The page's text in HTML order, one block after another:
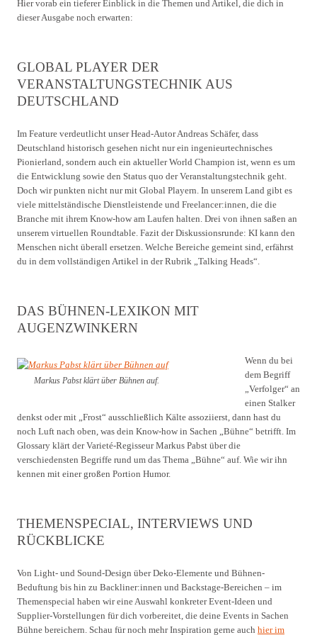
Hier vorab ein tieferer Einblick in die Themen und Artikel, die dich in
dieser Ausgabe noch erwarten:
GLOBAL PLAYER DER
VERANSTALTUNGSTECHNIK AUS
DEUTSCHLAND
Im Feature verdeutlicht unser Head-Autor Andreas Schäfer, dass
Deutschland historisch gesehen nicht nur ein ingenieurtechnisches
Pionierland, sondern auch ein aktueller World Champion ist, wenn es um
die Entwicklung sowie den Status quo der Veranstaltungstechnik geht.
Doch wir punkten nicht nur mit Global Playern. In unserem Land gibt es
viele mittelständische Dienstleistende und Freelancer:innen, die die
Branche mit ihrem Know-how am Laufen halten. Drei von ihnen saßen an
unserem virtuellen Roundtable. Fazit der Diskussionsrunde: KI kann den
Menschen nicht überall ersetzen. Welche Bereiche gemeint sind, erfährst
du in dem vollständigen Artikel in der Rubrik „Talking Heads“.
DAS BÜHNEN-LEXIKON MIT
AUGENZWINKERN
Markus Pabst klärt über Bühnen auf.
Wenn du bei
dem Begriff
„Verfolger“ an
einen Stalker
denkst oder mit „Frost“ ausschließlich Kälte assoziierst, dann hast du
noch Luft nach oben, was dein Know-how in Sachen „Bühne“ betrifft. Im
Glossary klärt der Varieté-Regisseur Markus Pabst über die
verschiedensten Begriffe rund um das Thema „Bühne“ auf. Wie wir ihn
kennen mit einer großen Portion Humor.
THEMENSPECIAL, INTERVIEWS UND
RÜCKBLICKE
Von Light- und Sound-Design über Deko-Elemente und Bühnen-
Beduftung bis hin zu Backliner:innen und Backstage-Bereichen – im
Themenspecial haben wir eine Auswahl konkreter Event-Ideen und
Supplier-Vorstellungen für dich vorbereitet, die deine Events in Sachen
Bühne bereichern. Schau für noch mehr Inspiration gerne auch hier im